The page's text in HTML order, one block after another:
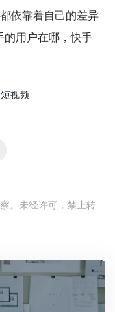
依靠着自己的差异
的用户在哪，快手
短视频
。未经许可，禁止转